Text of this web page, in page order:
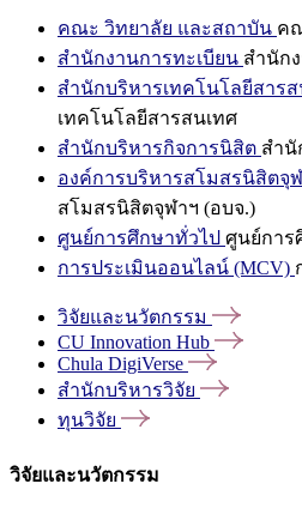
คณะ วิทยาลัย และสถาบัน ค
สำนักงานการทะเบียน สำนัก
สำนักบริหารเทคโนโลยีสารส
เทคโนโลยีสารสนเทศ
สำนักบริหารกิจการนิสิต สำนั
องค์การบริหารสโมสรนิสิตจุ
สโมสรนิสิตจุฬาฯ (อบจ.)
ศูนย์การศึกษาทั่วไป ศูนย์การ
การประเมินออนไลน์ (MCV)
วิจัยและนวัตกรรม
CU Innovation Hub
Chula DigiVerse
สำนักบริหารวิจัย
ทุนวิจัย
วิจัยและนวัตกรรม